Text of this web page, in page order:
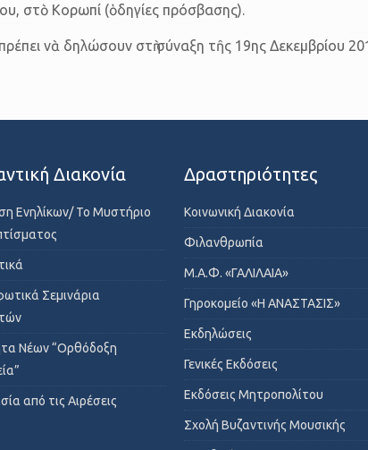
στὸ Κορωπί (ὁδηγίες πρόσβασης).
νὰ δηλώσουν στὴ σύναξη τῆς 19ης
Διακονία
Ενηλίκων/ Το Μυστήριο
Σεμινάρια
Νέων “Ορθόδοξη
από τις Αιρέσεις
Δραστηριότητες
Κοινωνική Διακονία
Φιλανθρωπία
Μ.Α.Φ. «ΓΑΛΙΛΑΙΑ»
Γηροκομείο «Η ΑΝΑΣΤΑΣΙΣ»
Εκδηλώσεις
Γενικές Εκδόσεις
Εκδόσεις Μητροπολίτου
Σχολή Βυζαντινής Μουσικής